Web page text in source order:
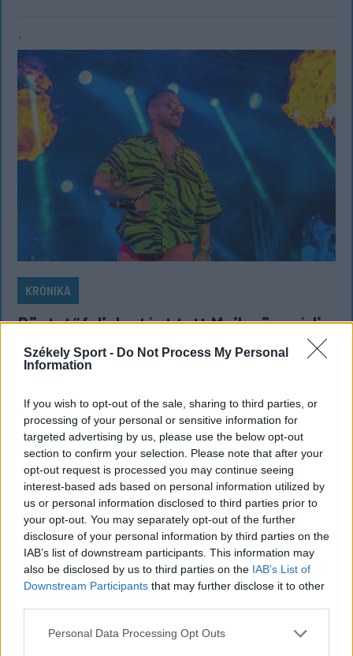
Székely Sport - Do Not Process My Personal
Information
If you wish to opt-out of the sale, sharing to third parties, or
processing of your personal or sensitive information for
targeted advertising by us, please use the below opt-out
section to confirm your selection. Please note that after your
opt-out request is processed you may continue seeing
interest-based ads based on personal information utilized by
us or personal information disclosed to third parties prior to
your opt-out. You may separately opt-out of the further
disclosure of your personal information by third parties on the
IAB’s list of downstream participants. This information may
also be disclosed by us to third parties on the IAB’s List of
Downstream Participants that may further disclose it to other
Personal Data Processing Opt Outs
`
KRÓNIKA
Büntetőfeljelentést tett Majka ügyvédje
a romániai telefonszámról érkezett
fenyegetés miatt
Büntetőfeljelentést tett csütörtökön Majka
romániai jogi képviselője a sepsiszentgyörgyi Sic
Feszt fesztiválra tervezett koncert lemondását
kiváltó fenyegetés ügyében.